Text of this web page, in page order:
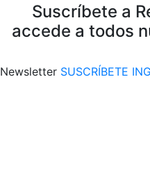
Suscríbete a
accede a todos
Newsletter SUSCRÍBETE